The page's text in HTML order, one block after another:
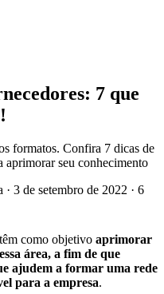
7 que
formatos. Confira 7 dicas de
aprimorar seu conhecimento
· 3 de setembro de 2022 · 6
como objetivo aprimorar
área, a fim de que
ajudem a formar uma rede
para a empresa.